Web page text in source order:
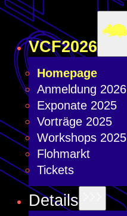
VCF2026
Homepage
Anmeldung 2026
Exponate 2025
Vorträge 2025
Workshops 2025
Flohmarkt
Tickets
Details